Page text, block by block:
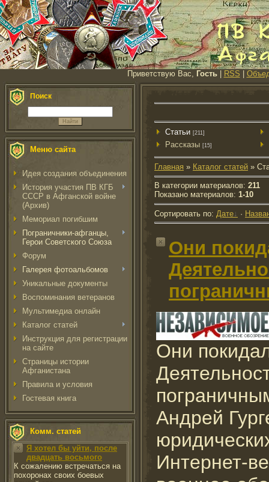
Приветствую Вас, Гость| RSS
Поиск
Меню сайта
Идея создания объединения
История участия ПВ КГБ
СССР в Афганской войне
(Архив)
Мемориал погибшим
Пограничники-афганцы,
Герои Советского Союза
Форум
Галерея фотоальбомов
Уникальные документы
Воспоминания ветеранов
Мультимедиа онлайн
Каталог статей
Инструкция для регистрации
на сайте
Страницы истории
Афганистана
Правила и условия
Гостевая книга
Комм. статей
Я хотел бы уйти, после
двадцать восьмого
К сожалению встречаться на
похоронах своих боевых
Cтатьи [211]
Рассказы [15]
Главная » Каталог статей »
В категории материалов: 211
Показано материалов: 1-10
Сортировать по: Дате ·
Они
Они
Андрей
Интернет-